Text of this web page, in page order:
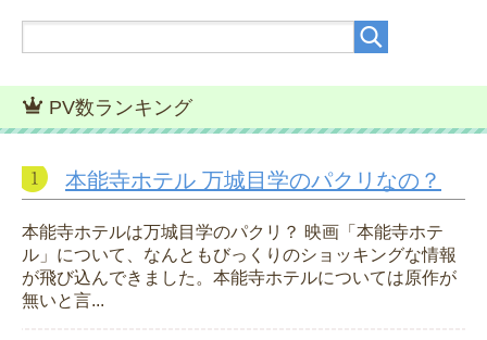
PV数ランキング
本能寺ホテル 万城目学のパクリなの？
本能寺ホテルは万城目学のパクリ？ 映画「本能寺ホテ
ル」について、なんともびっくりのショッキングな情報
が飛び込んできました。本能寺ホテルについては原作が
無いと言...